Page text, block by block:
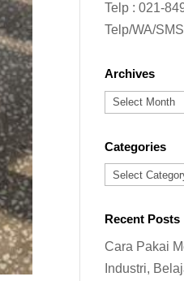
Telp :021-
Telp/WA/
Archives
Archives
Categories
Categories
Recent Posts
Cara Pakai
Industri,